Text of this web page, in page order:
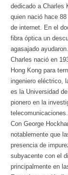
dedicado a Charles
quien nació hace
de internet. En el
fibra óptica un
agasajado ayudaron.
Charles nació en
Hong Kong para
ingeniero eléctrico,
es la Universidad
pionero en la
telecomunicaciones.
Con George
notablemente que
presencia de
subyacente con el
principalmente en